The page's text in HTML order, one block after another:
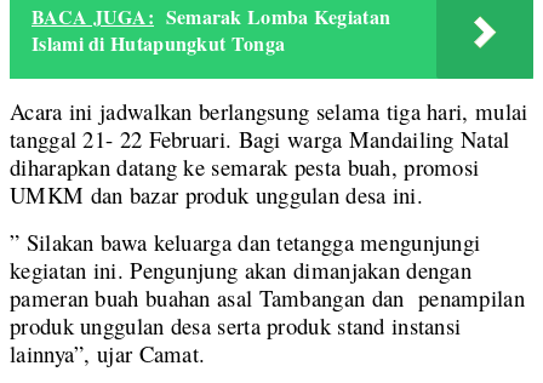
BACA JUGA: Semarak Lomba Kegiatan
Islami di Hutapungkut Tonga
Acara ini jadwalkan berlangsung selama tiga hari, mulai
tanggal 21- 22 Februari. Bagi warga Mandailing Natal
diharapkan datang ke semarak pesta buah, promosi
UMKM dan bazar produk unggulan desa ini.
” Silakan bawa keluarga dan tetangga mengunjungi
kegiatan ini. Pengunjung akan dimanjakan dengan
pameran buah buahan asal Tambangan dan penampilan
produk unggulan desa serta produk stand instansi
lainnya”, ujar Camat.